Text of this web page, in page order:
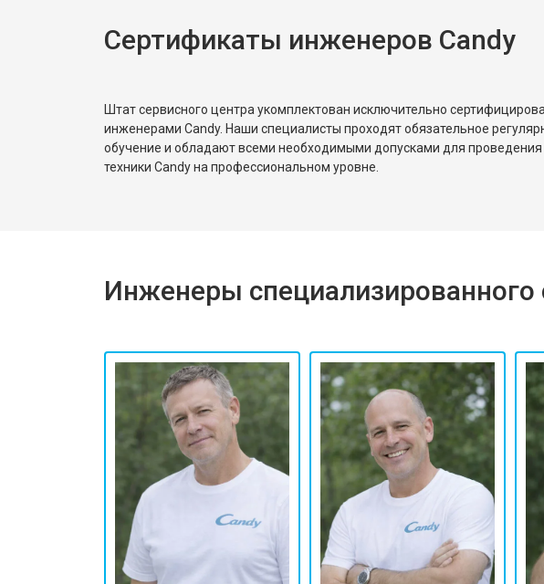
Замена реле
Сертификаты инженеров Candy
Штат сервисного центра укомплектован исключительно
инженерами Candy. Наши специалисты проходят обязательное
обучение и обладают всеми необходимыми допусками для
техники Candy на профессиональном уровне.
Инженеры специализированного